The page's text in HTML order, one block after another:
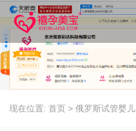
现在位置: 首页 > 俄罗斯试管婴儿